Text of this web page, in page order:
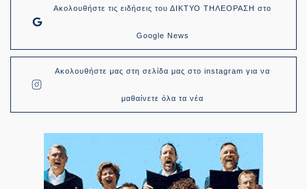
Ακολουθήστε τις ειδήσεις του ΔΙΚΤΥΟ ΤΗΛΕΟΡΑΣΗ στο
Google News
Ακολουθήστε μας στη σελίδα μας στο instagram για να
μαθαίνετε όλα τα νέα